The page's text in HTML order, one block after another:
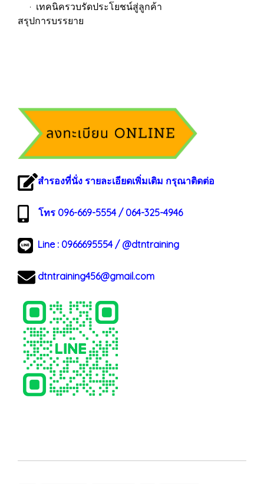
· เทคนิครวบรัดประโยชน์สู่ลูกค้า
สรุปการบรรยาย
สำรองที่นั่ง รายละเอียดเพิ่มเติม กรุณาติดต่อ
โทร 096-669-5554 / 064-325-4946
Line : 0966695554/ @dtntraining
dtntraining456@gmail.com